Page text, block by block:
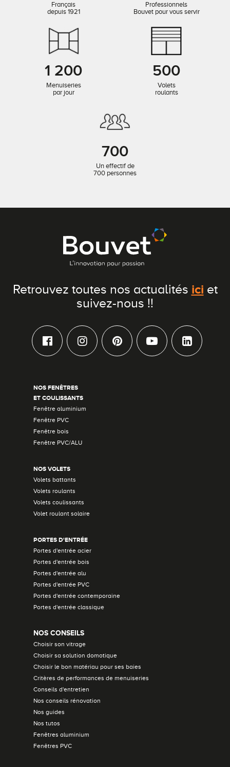
Français
depuis 1921
Professionnels
Bouvet pour vous servir
1 200
Menuiseries
par jour
500
Volets
roulants
700
Un effectif de
700 personnes
Retrouvez toutes nos actualités ici et
suivez-nous !!
NOS FENÊTRES
ET COULISSANTS
Fenêtre aluminium
Fenêtre PVC
Fenêtre bois
Fenêtre PVC/ALU
NOS VOLETS
Volets battants
Volets roulants
Volets coulissants
Volet roulant solaire
PORTES D'ENTRÉE
Portes d'entrée acier
Portes d'entrée bois
Portes d'entrée alu
Portes d'entrée PVC
Portes d'entrée contemporaine
Portes d'entrée classique
NOS CONSEILS
Choisir son vitrage
Choisir sa solution domotique
Choisir le bon matériau pour ses baies
Critères de performances de menuiseries
Conseils d'entretien
Nos conseils rénovation
Nos guides
Nos tutos
Fenêtres aluminium
Fenêtres PVC